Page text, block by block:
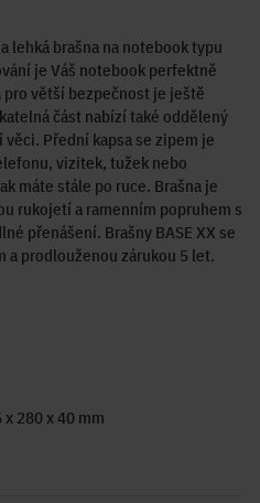
lehká brašna na notebook typu
je Váš notebook perfektně
pro větší bezpečnost je ještě
část nabízí také oddělený
Přední kapsa se zipem je
vizitek, tužek nebo
máte stále po ruce. Brašna je
rukojetí a ramenním popruhem s
přenášení. Brašny BASE XX se
a prodlouženou zárukou 5 let.
280 x 40 mm